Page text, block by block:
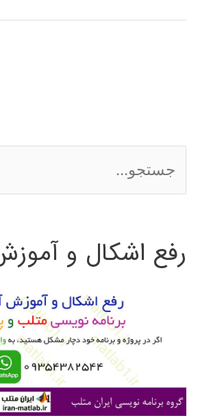
در
س
ج
ی
رفع اشکال و